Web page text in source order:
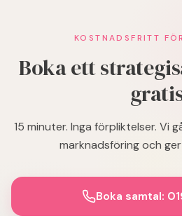
KOSTNADSFRITT
Boka ett
15 minuter. Inga förpliktelser. Vi
marknadsföring och
Boka samtal: